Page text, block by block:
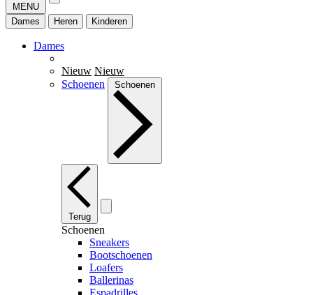
MENU
Dames
Heren Kinderen
Dames
Nieuw Nieuw
Schoenen
Schoenen
Terug
Schoenen
Sneakers
Bootschoenen
Loafers
Ballerinas
Espadrilles